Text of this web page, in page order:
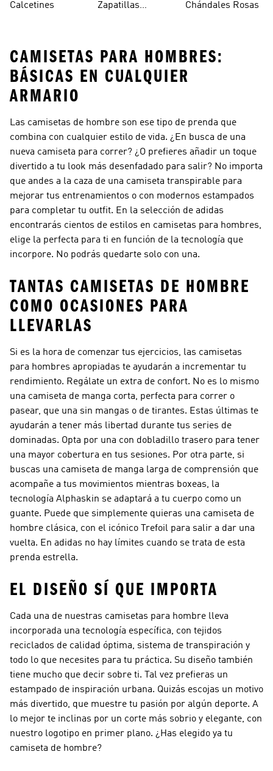
Blancos
Calcetines
Zapatillas
Chándales Rosas
CAMISETAS PARA HOMBRES:
BÁSICAS EN CUALQUIER
ARMARIO
Las camisetas de hombre son ese tipo de prenda que
combina con cualquier estilo de vida. ¿En busca de una
nueva camiseta para correr? ¿O prefieres añadir un toque
divertido a tu look más desenfadado para salir? No importa
que andes a la caza de una camiseta transpirable para
mejorar tus entrenamientos o con modernos estampados
para completar tu outfit. En la selección de adidas
encontrarás cientos de estilos en camisetas para hombres,
elige la perfecta para ti en función de la tecnología que
incorpore. No podrás quedarte solo con una.
TANTAS CAMISETAS DE HOMBRE
COMO OCASIONES PARA
LLEVARLAS
Si es la hora de comenzar tus ejercicios, las camisetas
para hombres apropiadas te ayudarán a incrementar tu
rendimiento. Regálate un extra de confort. No es lo mismo
una camiseta de manga corta, perfecta para correr o
pasear, que una sin mangas o de tirantes. Estas últimas te
ayudarán a tener más libertad durante tus series de
dominadas. Opta por una con dobladillo trasero para tener
una mayor cobertura en tus sesiones. Por otra parte, si
buscas una camiseta de manga larga de comprensión que
acompañe a tus movimientos mientras boxeas, la
tecnología Alphaskin se adaptará a tu cuerpo como un
guante. Puede que simplemente quieras una camiseta de
hombre clásica, con el icónico Trefoil para salir a dar una
vuelta. En adidas no hay límites cuando se trata de esta
prenda estrella.
EL DISEÑO SÍ QUE IMPORTA
Cada una de nuestras camisetas para hombre lleva
incorporada una tecnología específica, con tejidos
reciclados de calidad óptima, sistema de transpiración y
todo lo que necesites para tu práctica. Su diseño también
tiene mucho que decir sobre ti. Tal vez prefieras un
estampado de inspiración urbana. Quizás escojas un motivo
más divertido, que muestre tu pasión por algún deporte. A
lo mejor te inclinas por un corte más sobrio y elegante, con
nuestro logotipo en primer plano. ¿Has elegido ya tu
camiseta de hombre?